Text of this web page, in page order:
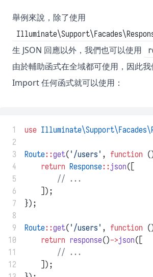
舉例來說，除了使用
生 JSON 回應以外，我們也可以使用
由於輔助函式在全域都可使用，因此
Import 任何函式就可以使用：
1 use
2
3
Route::get( '/users' , function
4
return Response:: json([
5
// ...
6
    ]);
7
});
8
9
Route::get( '/users' , function
10
return response()->json([
11
// ...
12
    ]);